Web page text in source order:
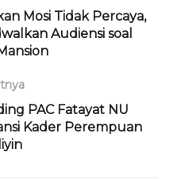
Mosi Tidak Percaya,
Audiensi soal
PAC Fatayat NU
Kader Perempuan